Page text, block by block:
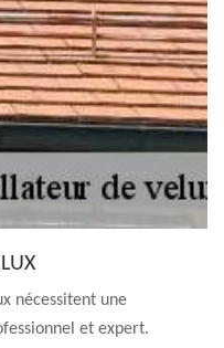
nécessitent une
et expert.